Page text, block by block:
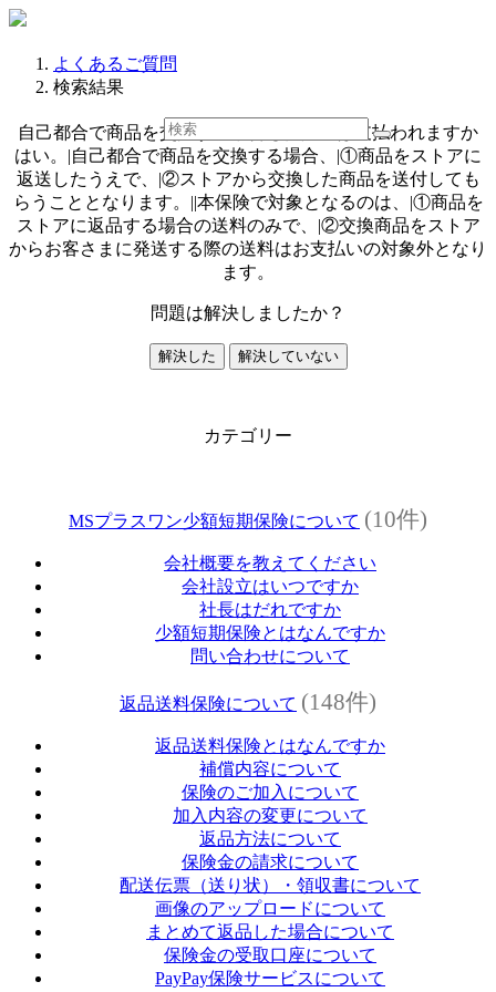
よくあるご質問
検索結果
自己都合で商品を交換する場合も保険金は支払われますか
はい。|自己都合で商品を交換する場合、|①商品をストアに
返送したうえで、|②ストアから交換した商品を送付しても
らうこととなります。||本保険で対象となるのは、|①商品を
ストアに返品する場合の送料のみで、|②交換商品をストア
からお客さまに発送する際の送料はお支払いの対象外となり
ます。
問題は解決しましたか？
解決した 解決していない
カテゴリー
MSプラスワン少額短期保険について (10件)
会社概要を教えてください
会社設立はいつですか
社長はだれですか
少額短期保険とはなんですか
問い合わせについて
返品送料保険について (148件)
返品送料保険とはなんですか
補償内容について
保険のご加入について
加入内容の変更について
返品方法について
保険金の請求について
配送伝票（送り状）・領収書について
画像のアップロードについて
まとめて返品した場合について
保険金の受取口座について
PayPay保険サービスについて